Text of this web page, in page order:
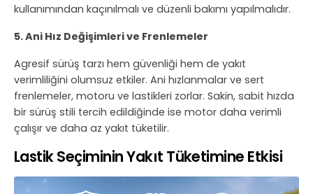
kullanımından kaçınılmalı ve düzenli bakımı yapılmalıdır.
5. Ani Hız Değişimleri ve Frenlemeler
Agresif sürüş tarzı hem güvenliği hem de yakıt
verimliliğini olumsuz etkiler. Ani hızlanmalar ve sert
frenlemeler, motoru ve lastikleri zorlar. Sakin, sabit hızda
bir sürüş stili tercih edildiğinde ise motor daha verimli
çalışır ve daha az yakıt tüketilir.
Lastik Seçiminin Yakıt Tüketimine Etkisi